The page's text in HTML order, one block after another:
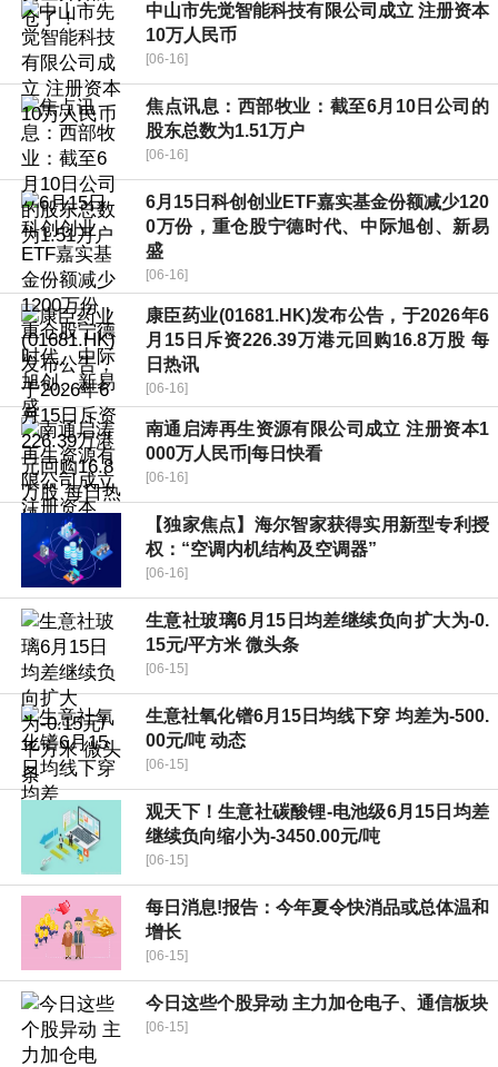
中山市先觉智能科技有限公司成立 注册资本
10万人民币
[06-16]
焦点讯息：西部牧业：截至6月10日公司的
股东总数为1.51万户
[06-16]
6月15日科创创业ETF嘉实基金份额减少120
0万份，重仓股宁德时代、中际旭创、新易
盛
[06-16]
康臣药业(01681.HK)发布公告，于2026年6
月15日斥资226.39万港元回购16.8万股 每
日热讯
[06-16]
南通启涛再生资源有限公司成立 注册资本1
000万人民币|每日快看
[06-16]
【独家焦点】海尔智家获得实用新型专利授
权：“空调内机结构及空调器”
[06-16]
生意社玻璃6月15日均差继续负向扩大为-0.
15元/平方米 微头条
[06-15]
生意社氧化镨6月15日均线下穿 均差为-500.
00元/吨 动态
[06-15]
观天下！生意社碳酸锂-电池级6月15日均差
继续负向缩小为-3450.00元/吨
[06-15]
每日消息!报告：今年夏令快消品或总体温和
增长
[06-15]
今日这些个股异动 主力加仓电子、通信板块
[06-15]